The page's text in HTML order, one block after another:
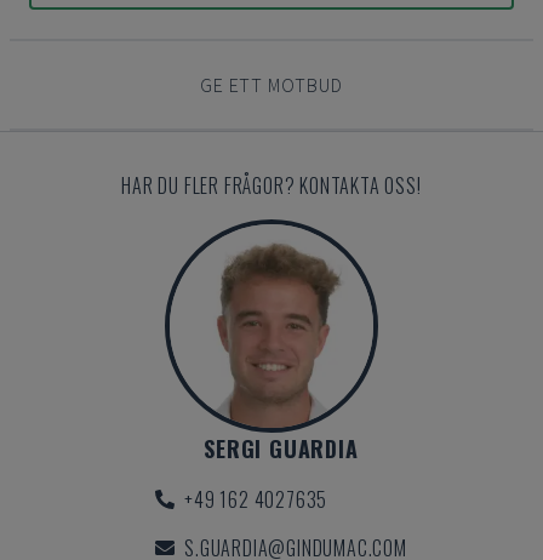
GE ETT MOTBUD
HAR DU FLER FRÅGOR? KONTAKTA OSS!
SERGI GUARDIA
+49 162 4027635
S.GUARDIA@GINDUMAC.COM